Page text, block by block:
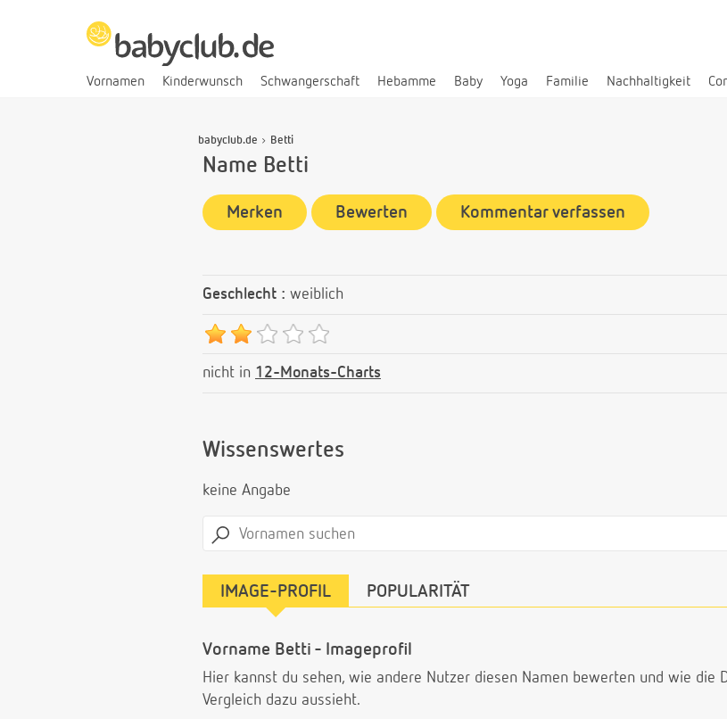
Vornamen Kinderwunsch Schwangerschaft Hebamme Baby Yoga Familie Nachhaltigkeit
babyclub.de Betti
Name Betti
Merken Bewerten Kommentar verfassen
Geschlecht : weiblich
nicht in 12-Monats-Charts
Wissenswertes
keine Angabe
IMAGE-PROFIL POPULARITÄT
Vorname Betti - Imageprofil
Hier kannst du sehen, wie andere Nutzer diesen Namen bewerten und wie die
Vergleich dazu aussieht.